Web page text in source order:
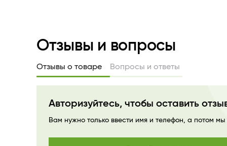
Отзывы и вопросы
Отзывы о товаре Вопросы и ответы
Авторизуйтесь, чтобы оставить
Вам нужно только ввести имя и телефон, а потом